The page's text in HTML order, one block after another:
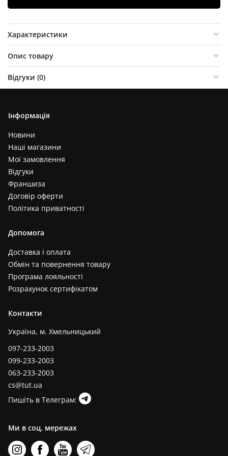
Характеристики
Опис товару
Відгуки (0)
Інформація
Новини
Наші магазини
Мої замовлення
Відгуки
Франшиза
Договір оферти
Політика приватності
Допомога
Доставка і оплата
Обмін та повернення товару
Програма лояльності
Розрахунок сертифікатом
Контакти
Україна, м. Хмельницький
097-233-2003
099-233-2003
063-233-2003
cs@tut.ua
Пишіть в Телеграм:
Ми в соц. мережах